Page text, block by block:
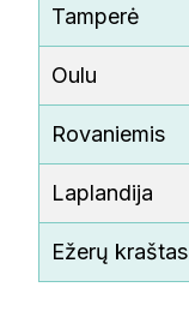
Tamperė
Oulu
Rovaniemis
Laplandija
Ežerų kraštas